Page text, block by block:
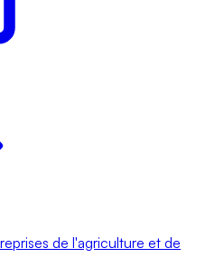
de l'agriculture et de